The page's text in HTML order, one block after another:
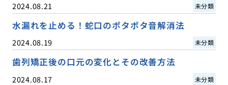
2024.08.21 未分類
水漏れを止める！蛇口のポタポタ音解消法
2024.08.19 未分類
歯列矯正後の口元の変化とその改善方法
2024.08.17 未分類